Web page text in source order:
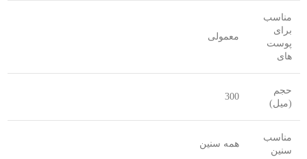
مناسب
برای
پوست
های
معمولی
حجم
(میل)
300
مناسب
سنین
همه سنین